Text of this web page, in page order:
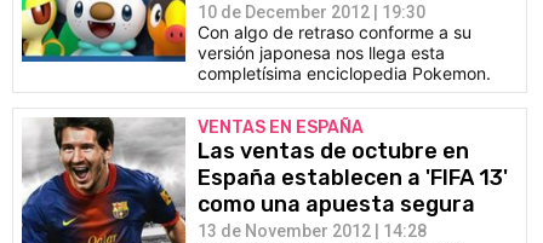
10 de December 2012 | 19:30
Con algo de retraso conforme a su
versión japonesa nos llega esta
completísima enciclopedia Pokemon.
VENTAS EN ESPAÑA
Las ventas de octubre en
España establecen a 'FIFA 13'
como una apuesta segura
13 de November 2012 | 14:28